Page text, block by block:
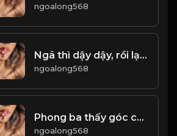
ngoalong568
Ngã thì dậy dậy, rồi lại bước tiếp! Đạo
ngoalong568
Phong ba thấy góc chân tình Rơi vào nạn nạn mới hay lòng người! Đạo
ngoalong568